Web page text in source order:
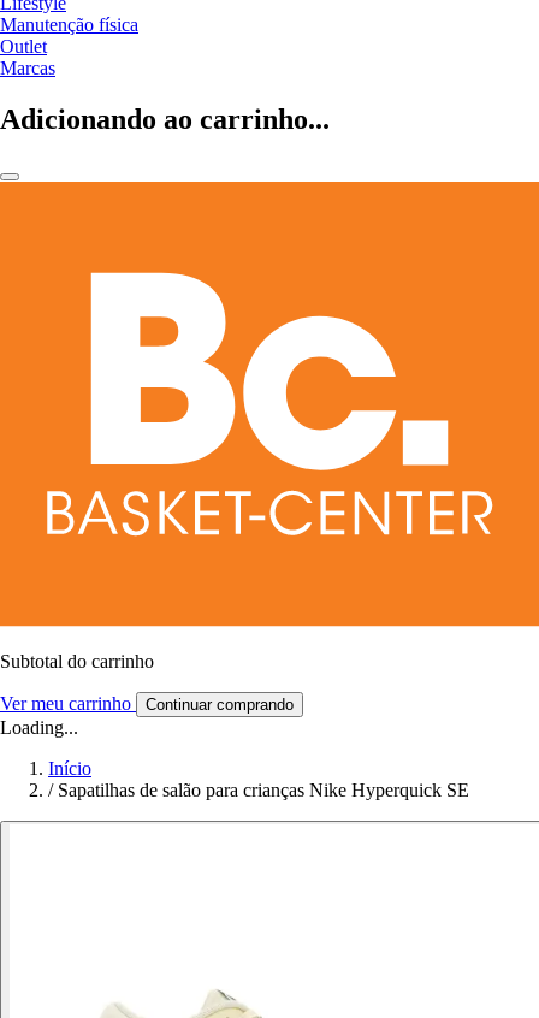
Manutenção física
Outlet
Marcas
Adicionando ao carrinho...
Subtotal do carrinho
Ver meu carrinho Continuar comprando
Loading...
Início
/ Sapatilhas de salão para crianças Nike Hyperquick SE